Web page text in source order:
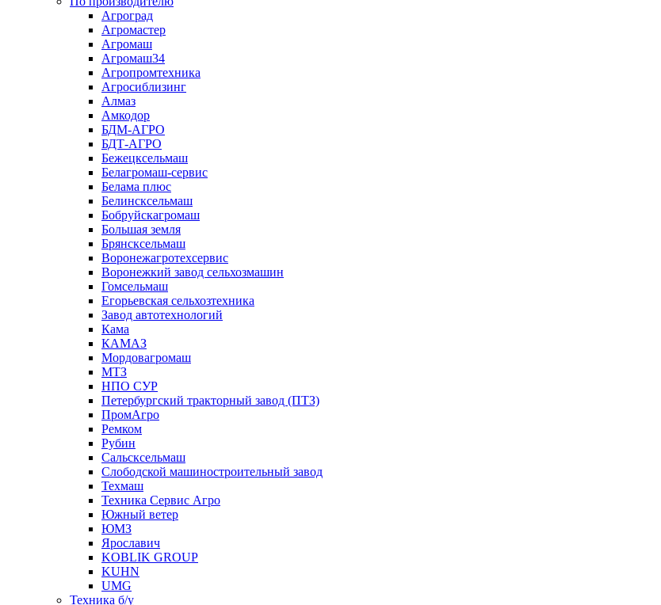
Агроград
Агромастер
Агромаш
Агромаш34
Агропромтехника
Агросиблизинг
Алмаз
Амкодор
БДМ-АГРО
БДТ-АГРО
Бежецксельмаш
Белагромаш-сервис
Белама плюс
Белинсксельмаш
Бобруйскагромаш
Большая земля
Брянсксельмаш
Воронежагротехсервис
Воронежкий завод сельхозмашин
Гомсельмаш
Егорьевская сельхозтехника
Завод автотехнологий
Кама
КАМАЗ
Мордовагромаш
МТЗ
НПО СУР
Петербургский тракторный завод (ПТЗ)
ПромАгро
Ремком
Рубин
Сальскcельмаш
Слободской машиностроительный завод
Техмаш
Техника Сервис Агро
Южный ветер
ЮМЗ
Ярославич
KOBLIK GROUP
KUHN
UMG
Техника б/у